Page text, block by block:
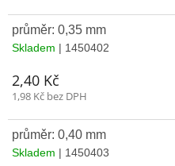
průměr: 0,35 mm
Skladem | 1450402
2,40 Kč
1,98 Kč bez DPH
průměr: 0,40 mm
Skladem | 1450403